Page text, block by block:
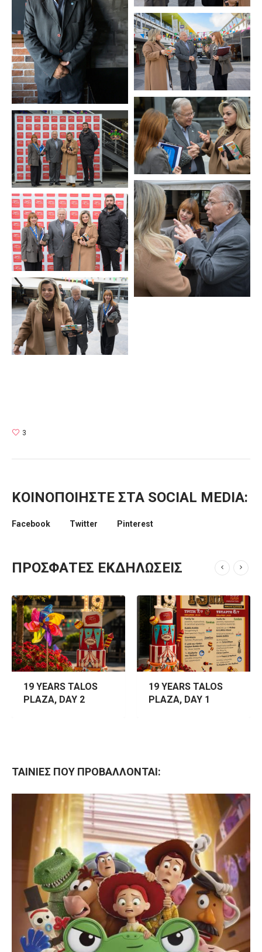
3
ΚΟΙΝΟΠΟΙΗΣΤΕ ΣΤΑ SOCIAL MEDIA:
Facebook Twitter Pinterest
ΠΡΌΣΦΑΤΕΣ ΕΚΔΗΛΏΣΕΙΣ
19 YEARS TALOS
PLAZA, DAY 1
19 YEARS TALOS
PLAZA, MOMENTS
ΤΑΙΝΙΕΣ ΠΟΥ ΠΡΟΒΑΛΛΟΝΤΑΙ: